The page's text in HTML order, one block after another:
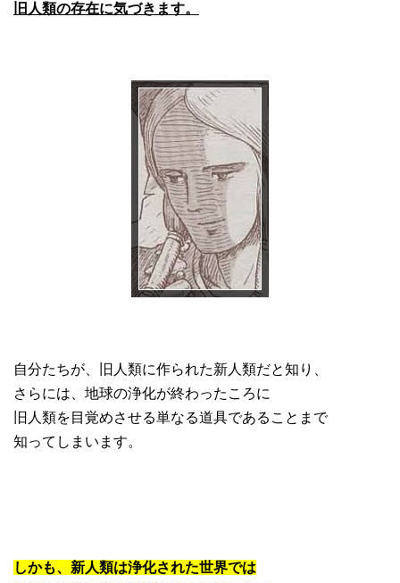
旧人類の存在に気づきます。
自分たちが、旧人類に作られた新人類だと知り、
さらには、地球の浄化が終わったころに
旧人類を目覚めさせる単なる道具であることまで
知ってしまいます。
しかも、新人類は浄化された世界では